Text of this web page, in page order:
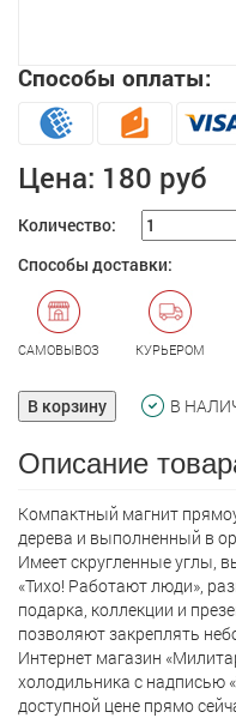
Способы оплаты:
Цена: 180 руб
Количество:
Способы доставки:
САМОВЫВОЗ КУРЬЕРОМ
В корзину В
Описание
Компактный магнит
дерева и выполненный в
Имеет скругленные углы,
«Тихо! Работают люди»,
подарка, коллекции и
позволяют закреплять
Интернет магазин
холодильника с надписью
доступной цене прямо